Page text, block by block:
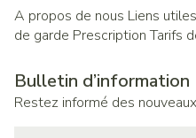
A propos de nous Liens utiles
de garde Prescription Tarifs
Bulletin d’information
Restez informé des